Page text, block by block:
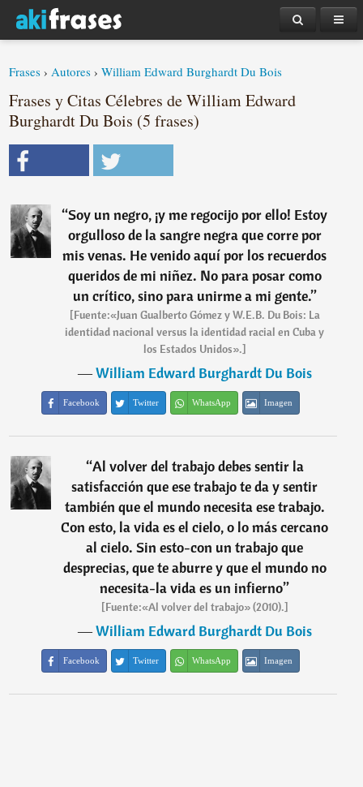
Frases ›Autores ›William Edward Burghardt Du Bois
Frases y Citas Célebres de William Edward
Burghardt Du Bois (5 frases)
“Soy un negro, ¡y me regocijo por ello! Estoy
orgulloso de la sangre negra que corre por
mis venas. He venido aquí por los recuerdos
queridos de mi niñez. No para posar como
un crítico, sino para unirme a mi gente.”
[Fuente:«Juan Gualberto Gómez y W.E.B. Du Bois: La
identidad nacional versus la identidad racial en Cuba y
los Estados Unidos».]
―William Edward Burghardt Du Bois
Facebook Twitter WhatsApp Imagen
“Al volver del trabajo debes sentir la
satisfacción que ese trabajo te da y sentir
también que el mundo necesita ese trabajo.
Con esto, la vida es el cielo, o lo más cercano
al cielo. Sin esto-con un trabajo que
desprecias, que te aburre y que el mundo no
necesita-la vida es un infierno”
[Fuente:«Al volver del trabajo» (2010).]
―William Edward Burghardt Du Bois
Facebook Twitter WhatsApp Imagen